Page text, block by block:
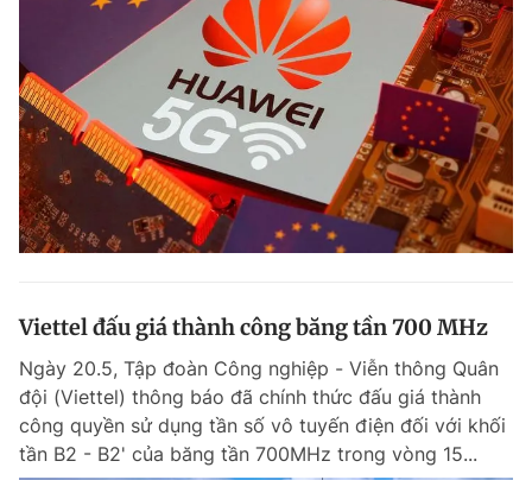
Viettel đấu giá thành công băng tần 700 MHz
Ngày 20.5, Tập đoàn Công nghiệp - Viễn thông Quân
đội (Viettel) thông báo đã chính thức đấu giá thành
công quyền sử dụng tần số vô tuyến điện đối với khối
tần B2 - B2' của băng tần 700MHz trong vòng 15...